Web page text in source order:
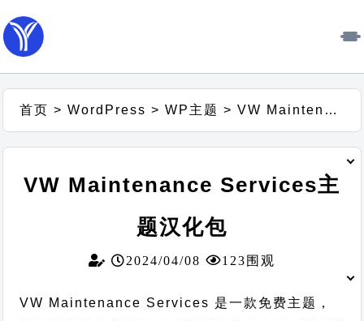
首页 >WordPress >WP主题 >VW Maintenance Services主题汉化包
VW Maintenance Services主
题汉化包
2024/04/08 123围观
VW Maintenance Services 是一款免费主题，